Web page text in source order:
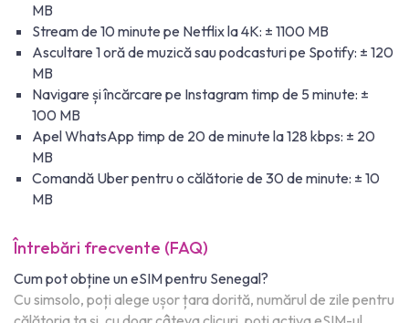
MB
Stream de 10 minute pe Netflix la 4K: ± 1100 MB
Ascultare 1 oră de muzică sau podcasturi pe Spotify: ± 120
MB
Navigare și încărcare pe Instagram timp de 5 minute: ±
100 MB
Apel WhatsApp timp de 20 de minute la 128 kbps: ± 20
MB
Comandă Uber pentru o călătorie de 30 de minute: ± 10
MB
Întrebări frecvente (FAQ)
Cum pot obține un eSIM pentru Senegal?
Cu simsolo, poți alege ușor țara dorită, numărul de zile pentru